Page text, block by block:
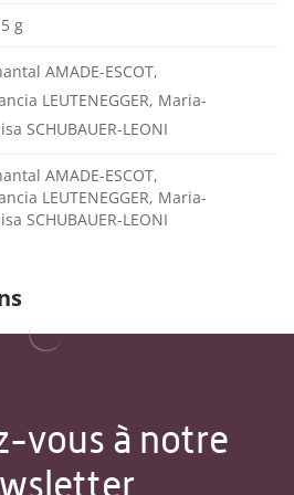
g
AMADE-ESCOT,
LEUTENEGGER, Maria-
SCHUBAUER-LEONI
AMADE-ESCOT,
LEUTENEGGER, Maria-
SCHUBAUER-LEONI
vous à notre